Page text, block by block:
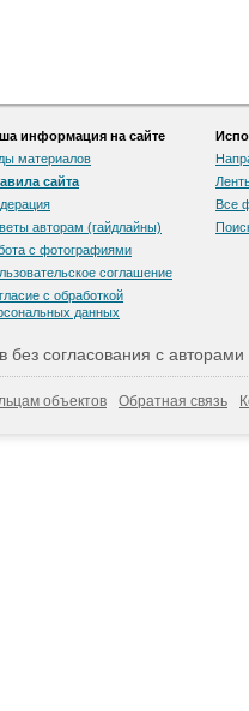
информация на сайте
материалов
сайта
авторам (гайдлайны)
с фотографиями
соглашение
с обработкой
данных
Все
согласования с
объектов Обратная связь